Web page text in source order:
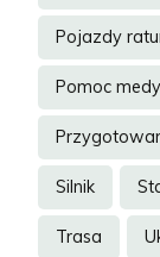
Pojazdy
Pomoc
Silnik
Trasa